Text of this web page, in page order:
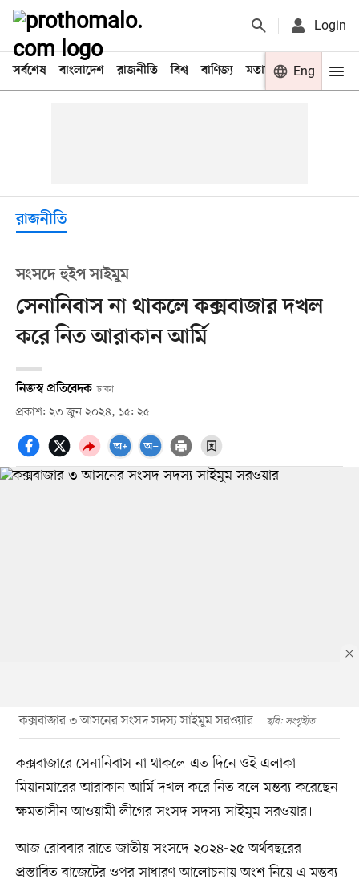
Login
সর্বশেষ বাংলাদেশ রাজনীতি বিশ্ব বাণিজ্য মতামত খেলা
Eng
রাজনীতি
সংসদে হুইপ সাইমুম
সেনানিবাস না থাকলে কক্সবাজার দখল
করে নিত আরাকান আর্মি
নিজস্ব প্রতিবেদক ঢাকা
প্রকাশ: ২৩ জুন ২০২৪, ১৫: ২৫
কক্সবাজার ৩ আসনের সংসদ সদস্য সাইমুম সরওয়ার ছবি: সংগৃহীত
কক্সবাজারে সেনানিবাস না থাকলে এত দিনে ওই এলাকা
মিয়ানমারের আরাকান আর্মি দখল করে নিত বলে মন্তব্য করেছেন
ক্ষমতাসীন আওয়ামী লীগের সংসদ সদস্য সাইমুম সরওয়ার।
আজ রোববার রাতে জাতীয় সংসদে ২০২৪-২৫ অর্থবছরের
প্রস্তাবিত বাজেটের ওপর সাধারণ আলোচনায় অংশ নিয়ে এ মন্তব্য